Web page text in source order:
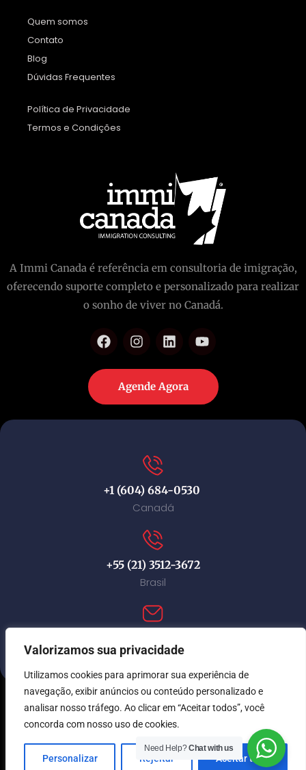
Valorizamos sua privacidade
Utilizamos cookies para aprimorar sua experiência de
navegação, exibir anúncios ou conteúdo personalizado e
analisar nosso tráfego. Ao clicar em “Aceitar todos”, você
concorda com nosso uso de cookies.
Personalizar Rejeitar Aceitar tudo
Quem somos
Contato
Blog
Dúvidas Frequentes
Política de Privacidade
Termos e Condições
A Immi Canada é referência em consultoria de imigração,
oferecendo suporte completo e personalizado para realizar
o sonho de viver no Canadá.
Agende Agora
+1 (604) 684-0530
Canadá
+55 (21) 3512-3672
Brasil
© Immi Canada 2026. Todos os direitos reservados.
Need Help?Chat with us